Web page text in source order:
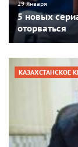
29 Января
5 новых
оторваться
КАЗАХСТАНСКОЕ